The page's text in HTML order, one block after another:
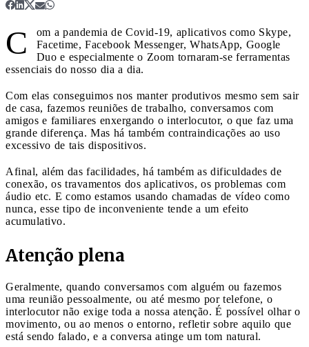
C
om a pandemia de Covid-19, aplicativos como Skype,
Facetime, Facebook Messenger, WhatsApp, Google
Duo e especialmente o Zoom tornaram-se ferramentas
essenciais do nosso dia a dia.
Com elas conseguimos nos manter produtivos mesmo sem sair
de casa, fazemos reuniões de trabalho, conversamos com
amigos e familiares enxergando o interlocutor, o que faz uma
grande diferença. Mas há também contraindicações ao uso
excessivo de tais dispositivos.
Afinal, além das facilidades, há também as dificuldades de
conexão, os travamentos dos aplicativos, os problemas com
áudio etc. E como estamos usando chamadas de vídeo como
nunca, esse tipo de inconveniente tende a um efeito
acumulativo.
Atenção plena
Geralmente, quando conversamos com alguém ou fazemos
uma reunião pessoalmente, ou até mesmo por telefone, o
interlocutor não exige toda a nossa atenção. É possível olhar o
movimento, ou ao menos o entorno, refletir sobre aquilo que
está sendo falado, e a conversa atinge um tom natural.